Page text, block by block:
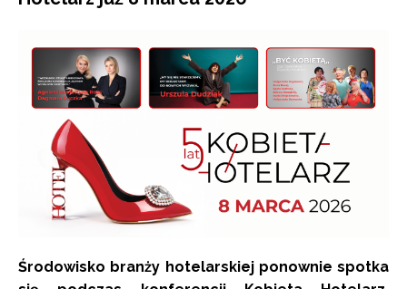
Środowisko branży hotelarskiej ponownie spotka